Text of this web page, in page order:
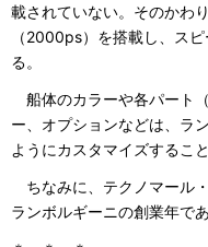
載されていない。そのかわ
（2000ps）を搭載し、ス
る。
船体のカラーや各パート
ー、オプションなどは、ラ
ようにカスタマイズするこ
ちなみに、テクノマール
ランボルギーニの創業年で